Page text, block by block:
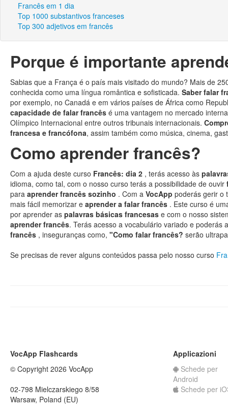
Francês em 1 dia
Top 1000 substantivos franceses
Top 300 adjetivos em francês
Porque é importante
Sabias que a França é o país mais visitado do mundo? Mais de
conhecida como uma língua romântica e sofisticada. Saber falar
por exemplo, no Canadá e em vários países de África como
capacidade de falar francês é uma vantagem no mercado
Olímpico Internacional entre outros tribunais internacionais.
francesa e francófona, assim também como música, cinema,
Como aprender francês?
Com a ajuda deste curso Francês: dia 2 , terás acesso às
idioma, como tal, com o nosso curso terás a possibilidade de ouvir
para aprender francês sozinho . Com a VocApp poderás gerir o
mais fácil memorizar e aprender a falar francês . Este curso é
por aprender as palavras básicas francesas e com o nosso
aprender francês. Terás acesso a vocabulário variado e poderás
francês , inseguranças como, "Como falar francês? serão
Se precisas de rever alguns conteúdos passa pelo nosso curso
VocApp Flashcards
© Copyright 2026 VocApp
02-798 Mielczarskiego 8/58
Warsaw, Poland (EU)
Applicazioni
Schede per
Android
Schede per